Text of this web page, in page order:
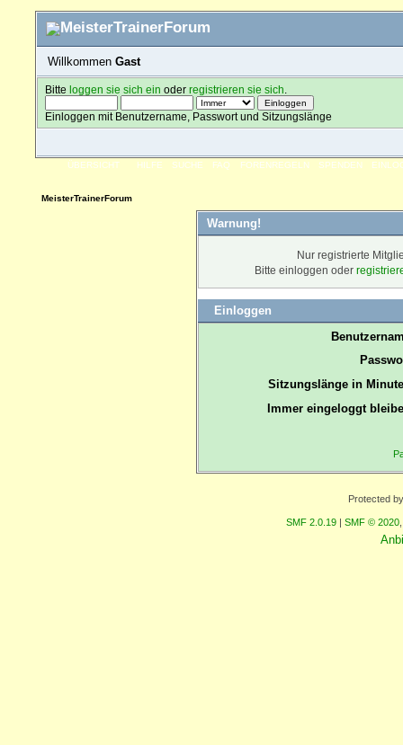
Willkommen Gast
Bitteloggen sie sich ein oderregistrieren sie sich
Einloggen mit Benutzername, Passwort und Sitzungslänge
ÜBERSICHT HILFE SUCHE FAQ FORENREGELN SPENDEN
MeisterTrainerForum
Warnung!
Nur registrierte
Bitte einloggen oder
Einloggen
Sitzungslänge in
Immer eingeloggt
Protected
SMF 2.0.19 | SMF © 2020